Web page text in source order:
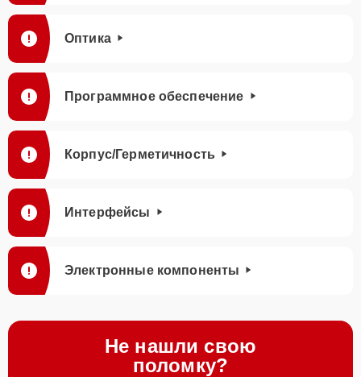
Оптика
Программное обеспечение
Корпус/Герметичность
Интерфейсы
Электронные компоненты
Не нашли свою
поломку?